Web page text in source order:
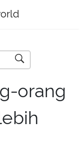
orang